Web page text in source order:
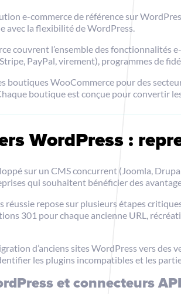
e-commerce de référence sur
avec la flexibilité de WordPress.
couvrent l’ensemble des fonctionnalités
PayPal, virement), programmes de
boutiques WooCommerce pour des
boutique est conçue pour convertir
WordPress :
sur un CMS concurrent (Joomla,
qui souhaitent bénéficier des
réussie repose sur plusieurs étapes
301 pour chaque ancienne URL,
d’anciens sites WordPress vers
les plugins incompatibles et les
et connecteurs API